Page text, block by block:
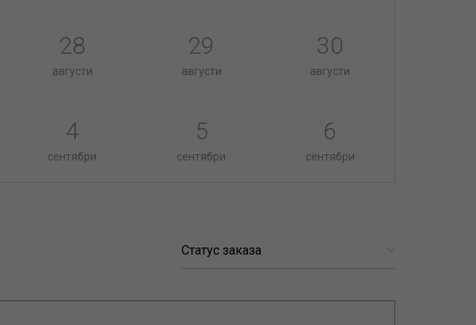
28
августи
29
августи
30
августи
4
сентябри
5
сентябри
6
сентябри